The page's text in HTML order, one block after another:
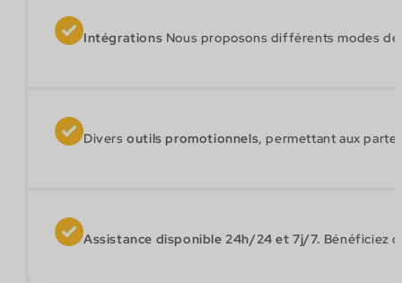
Intégrations Nous proposons différents modes
Diversoutils promotionnels, permettant aux
Assistance disponible 24h/24 et 7j/7. Bénéficiez